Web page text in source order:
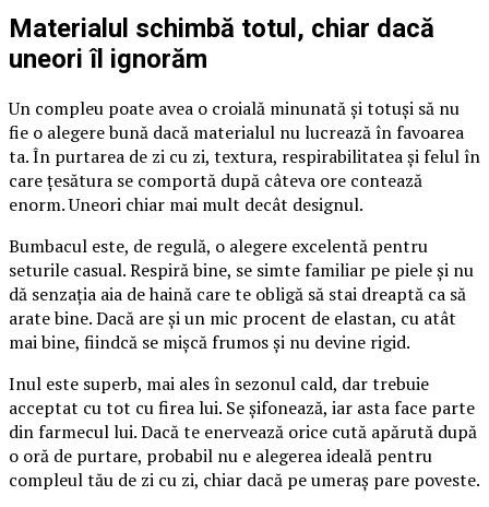
Materialul schimbă totul, chiar dacă
uneori îl ignorăm
Un compleu poate avea o croială minunată și totuși să nu
fie o alegere bună dacă materialul nu lucrează în favoarea
ta. În purtarea de zi cu zi, textura, respirabilitatea și felul în
care țesătura se comportă după câteva ore contează
enorm. Uneori chiar mai mult decât designul.
Bumbacul este, de regulă, o alegere excelentă pentru
seturile casual. Respiră bine, se simte familiar pe piele și nu
dă senzația aia de haină care te obligă să stai dreaptă ca să
arate bine. Dacă are și un mic procent de elastan, cu atât
mai bine, fiindcă se mișcă frumos și nu devine rigid.
Inul este superb, mai ales în sezonul cald, dar trebuie
acceptat cu tot cu firea lui. Se șifonează, iar asta face parte
din farmecul lui. Dacă te enervează orice cută apărută după
o oră de purtare, probabil nu e alegerea ideală pentru
compleul tău de zi cu zi, chiar dacă pe umeraș pare poveste.